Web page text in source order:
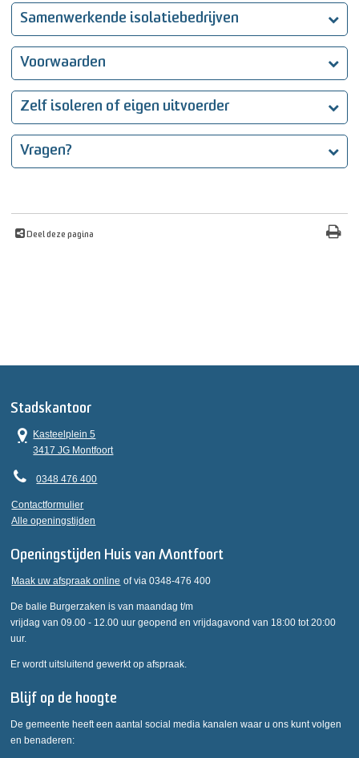
Samenwerkende isolatiebedrijven
Voorwaarden
Zelf isoleren of eigen uitvoerder
Vragen?
Deel deze pagina
Stadskantoor
Kasteelplein 5
3417 JG Montfoort
0348 476 400
Contactformulier
Alle openingstijden
Openingstijden Huis van Montfoort
Maak uw afspraak online of via 0348-476 400
De balie Burgerzaken is van maandag t/m
vrijdag van 09.00 - 12.00 uur geopend en vrijdagavond van 18:00 tot 20:00
uur.
Er wordt uitsluitend gewerkt op afspraak.
Blijf op de hoogte
De gemeente heeft een aantal social media kanalen waar u ons kunt volgen
en benaderen: